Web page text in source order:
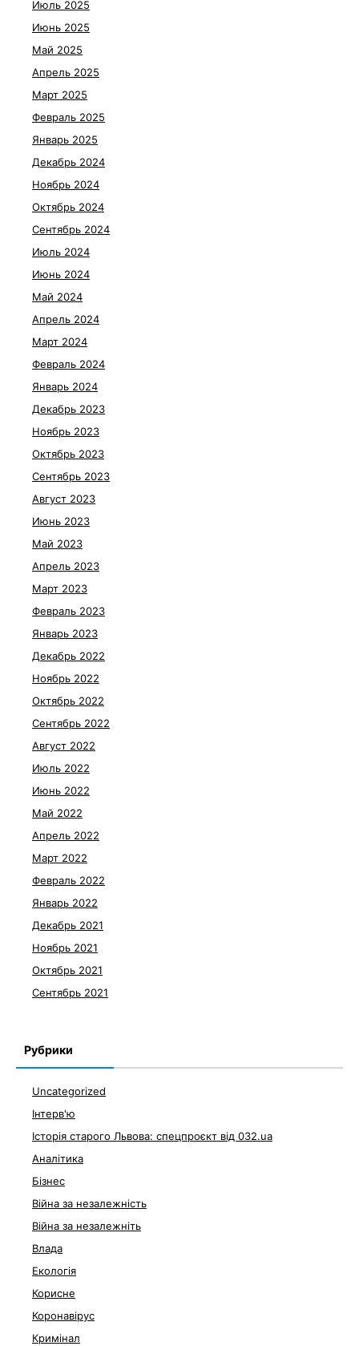
Июль 2025
Июнь 2025
Май 2025
Апрель 2025
Март 2025
Февраль 2025
Январь 2025
Декабрь 2024
Ноябрь 2024
Октябрь 2024
Сентябрь 2024
Июль 2024
Июнь 2024
Май 2024
Апрель 2024
Март 2024
Февраль 2024
Январь 2024
Декабрь 2023
Ноябрь 2023
Октябрь 2023
Сентябрь 2023
Август 2023
Июнь 2023
Май 2023
Апрель 2023
Март 2023
Февраль 2023
Январь 2023
Декабрь 2022
Ноябрь 2022
Октябрь 2022
Сентябрь 2022
Август 2022
Июль 2022
Июнь 2022
Май 2022
Апрель 2022
Март 2022
Февраль 2022
Январь 2022
Декабрь 2021
Ноябрь 2021
Октябрь 2021
Сентябрь 2021
Рубрики
Uncategorized
Інтерв'ю
Історія старого Львова: спецпроєкт від 032.ua
Аналітика
Бізнес
Війна за незалежність
Війна за незалежніть
Влада
Екологія
Корисне
Коронавірус
Кримінал